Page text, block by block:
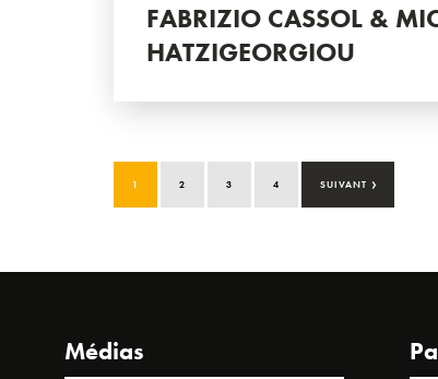
FABRIZIO CASSOL &
HATZIGEORGIOU
1 2 3 4 SUIVANT ›
Médias